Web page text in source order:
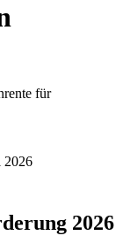
für
2026
2026